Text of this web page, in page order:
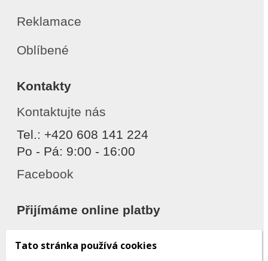
Reklamace
Oblíbené
Kontakty
Kontaktujte nás
Tel.: +420 608 141 224
Po - Pá: 9:00 - 16:00
Facebook
Přijímáme online platby
Tato stránka používá cookies